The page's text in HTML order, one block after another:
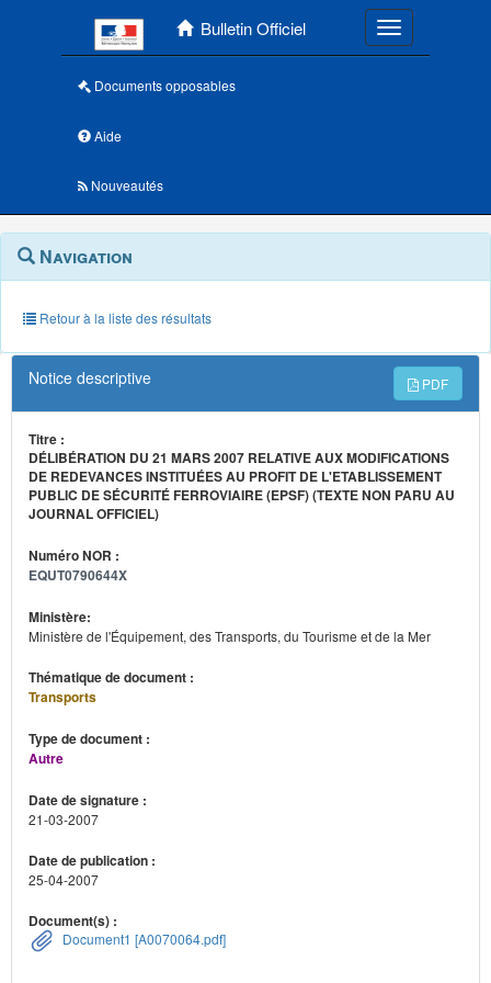
Bulletin Officiel Toggle
Documents opposables
Aide
Nouveautés
Navigation
outils
annexes
Menu
contextuel
Navigation
Retour à la liste des résultats
Notice descriptive PDF
Titre :
DÉLIBÉRATION DU 21 MARS 2007 RELATIVE AUX MODIFICATIONS
DE REDEVANCES INSTITUÉES AU PROFIT DE L'ETABLISSEMENT
PUBLIC DE SÉCURITÉ FERROVIAIRE (EPSF) (TEXTE NON PARU AU
JOURNAL OFFICIEL)
Numéro NOR :
EQUT0790644X
Ministère:
Ministère de l'Équipement, des Transports, du Tourisme et de la Mer
Thématique de document :
Transports
Type de document :
Autre
Date de signature :
21-03-2007
Date de publication :
25-04-2007
Document(s) :
Document1 [A0070064.pdf]